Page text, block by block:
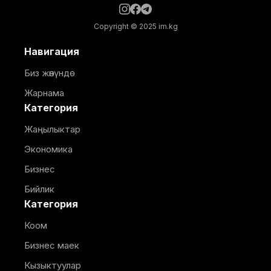
Copyright © 2025 im.kg
Навигация
Биз жөнүндө
Жарнама
Категория
Жаңылыктар
Экономика
Бизнес
Бийлик
Категория
Коом
Бизнес маек
Кызыктуулар